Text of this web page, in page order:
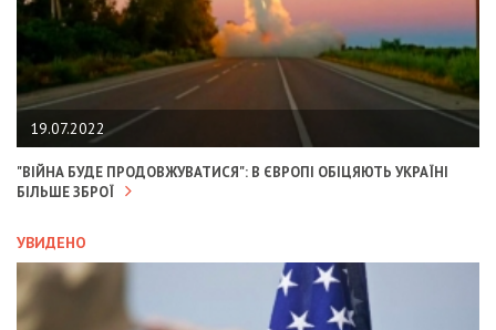
19.07.2022
"ВІЙНА БУДЕ ПРОДОВЖУВАТИСЯ": В ЄВРОПІ ОБІЦЯЮТЬ УКРАЇНІ
БІЛЬШЕ ЗБРОЇ
УВИДЕНО